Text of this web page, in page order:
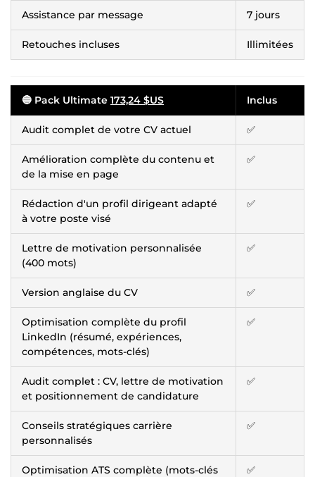
Assistance par message 7 jours
Retouches incluses Illimitées
🔵 Pack Ultimate 173,24 $US Inclus
Audit complet de votre CV actuel ✅
Amélioration complète du contenu et
de la mise en page
✅
Rédaction d'un profil dirigeant adapté
à votre poste visé
✅
Lettre de motivation personnalisée
(400 mots)
✅
Version anglaise du CV ✅
Optimisation complète du profil
LinkedIn (résumé, expériences,
compétences, mots-clés)
✅
Audit complet : CV, lettre de motivation
et positionnement de candidature
✅
Conseils stratégiques carrière
personnalisés
✅
Optimisation ATS complète (mots-clés
✅